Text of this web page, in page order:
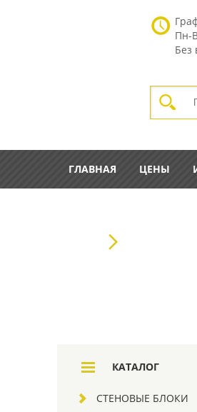
Пн-
Без
ГЛАВНАЯ ЦЕНЫ
КАТАЛОГ
СТЕНОВЫЕ БЛОКИ